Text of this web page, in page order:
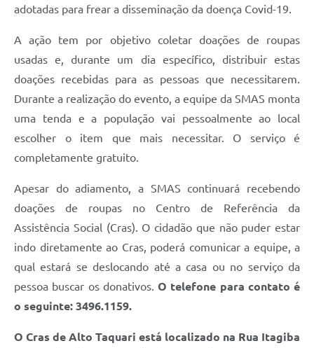
adotadas para frear a disseminação da doença Covid-19.
A ação tem por objetivo coletar doações de roupas
usadas e, durante um dia específico, distribuir estas
doações recebidas para as pessoas que necessitarem.
Durante a realização do evento, a equipe da SMAS monta
uma tenda e a população vai pessoalmente ao local
escolher o item que mais necessitar. O serviço é
completamente gratuito.
Apesar do adiamento, a SMAS continuará recebendo
doações de roupas no Centro de Referência da
Assistência Social (Cras). O cidadão que não puder estar
indo diretamente ao Cras, poderá comunicar a equipe, a
qual estará se deslocando até a casa ou no serviço da
pessoa buscar os donativos. O telefone para contato é
o seguinte: 3496.1159.
O Cras de Alto Taquari está localizado na Rua Itagiba